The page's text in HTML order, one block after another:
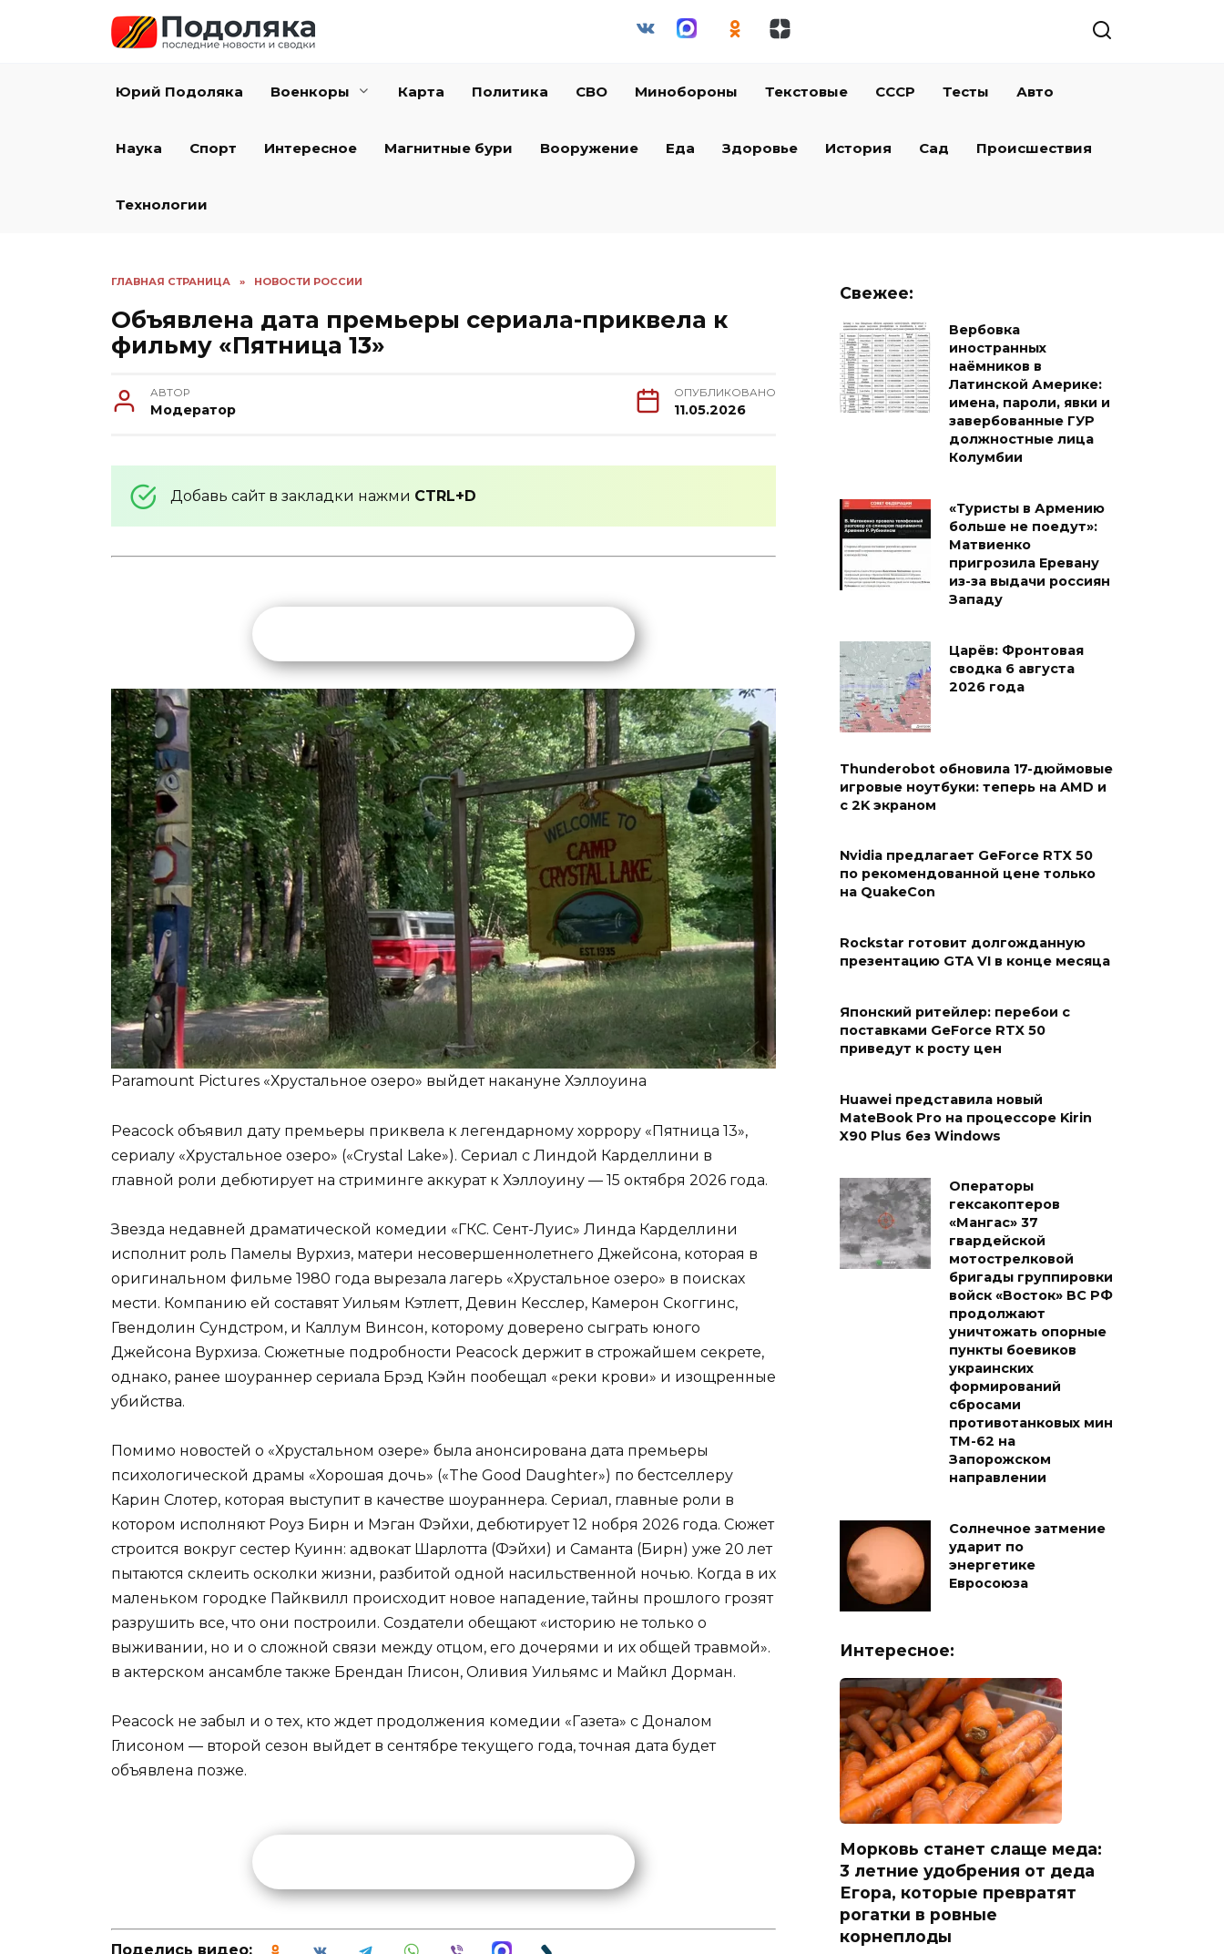
Юрий Подоляка Военкоры Карта Политика СВО Минобороны Текстовые СССР Тесты Авто
Наука Спорт Интересное Магнитные бури Вооружение Еда Здоровье История Сад Происшествия
Технологии
ГЛАВНАЯ СТРАНИЦА » НОВОСТИ РОССИИ
Объявлена дата премьеры сериала-приквела к
фильму «Пятница 13»
АВТОР
Модератор
ОПУБЛИКОВАНО
11.05.2026
Добавь сайт в закладки нажми CTRL+D
Paramount Pictures «Хрустальное озеро» выйдет накануне Хэллоуина
Peacock объявил дату премьеры приквела к легендарному хоррору «Пятница 13»,
сериалу «Хрустальное озеро» («Crystal Lake»). Сериал с Линдой Карделлини в
главной роли дебютирует на стриминге аккурат к Хэллоуину — 15 октября 2026 года.
Звезда недавней драматической комедии «ГКС. Сент-Луис» Линда Карделлини
исполнит роль Памелы Вурхиз, матери несовершеннолетнего Джейсона, которая в
оригинальном фильме 1980 года вырезала лагерь «Хрустальное озеро» в поисках
мести. Компанию ей составят Уильям Кэтлетт, Девин Кесслер, Камерон Скоггинс,
Гвендолин Сундстром, и Каллум Винсон, которому доверено сыграть юного
Джейсона Вурхиза. Сюжетные подробности Peacock держит в строжайшем секрете,
однако, ранее шоураннер сериала Брэд Кэйн пообещал «реки крови» и изощренные
убийства.
Помимо новостей о «Хрустальном озере» была анонсирована дата премьеры
психологической драмы «Хорошая дочь» («The Good Daughter») по бестселлеру
Карин Слотер, которая выступит в качестве шоураннера. Сериал, главные роли в
котором исполняют Роуз Бирн и Мэган Фэйхи, дебютирует 12 нобря 2026 года. Сюжет
строится вокруг сестер Куинн: адвокат Шарлотта (Фэйхи) и Саманта (Бирн) уже 20 лет
пытаются склеить осколки жизни, разбитой одной насильственной ночью. Когда в их
маленьком городке Пайквилл происходит новое нападение, тайны прошлого грозят
разрушить все, что они построили. Создатели обещают «историю не только о
выживании, но и о сложной связи между отцом, его дочерями и их общей травмой».
в актерском ансамбле также Брендан Глисон, Оливия Уильямс и Майкл Дорман.
Peacock не забыл и о тех, кто ждет продолжения комедии «Газета» с Доналом
Глисоном — второй сезон выйдет в сентябре текущего года, точная дата будет
объявлена позже.
Поделись видео:
Свежее:
Вербовка
иностранных
наёмников в
Латинской Америке:
имена, пароли, явки и
завербованные ГУР
должностные лица
Колумбии
«Туристы в Армению
больше не поедут»:
Матвиенко
пригрозила Еревану
из-за выдачи россиян
Западу
Царёв: Фронтовая
сводка 6 августа
2026 года
Thunderobot обновила 17-дюймовые
игровые ноутбуки: теперь на AMD и
с 2K экраном
Nvidia предлагает GeForce RTX 50
по рекомендованной цене только
на QuakeCon
Rockstar готовит долгожданную
презентацию GTA VI в конце месяца
Японский ритейлер: перебои с
поставками GeForce RTX 50
приведут к росту цен
Huawei представила новый
MateBook Pro на процессоре Kirin
X90 Plus без Windows
Операторы
гексакоптеров
«Мангас» 37
гвардейской
мотострелковой
бригады группировки
войск «Восток» ВС РФ
продолжают
уничтожать опорные
пункты боевиков
украинских
формирований
сбросами
противотанковых мин
ТМ-62 на
Запорожском
направлении
Солнечное затмение
ударит по
энергетике
Евросоюза
Интересное:
Морковь станет слаще меда:
3 летние удобрения от деда
Егора, которые превратят
рогатки в ровные
корнеплоды